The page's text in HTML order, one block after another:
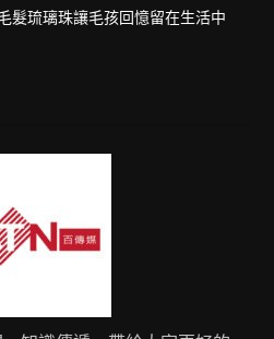
髮琉璃珠讓毛孩回憶留在生活中